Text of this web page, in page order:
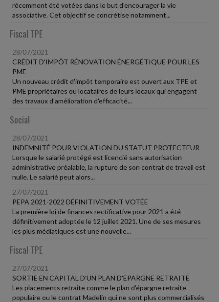
récemment été votées dans le but d'encourager la vie
associative. Cet objectif se concrétise notamment...
Fiscal TPE
28/07/2021
CRÉDIT D'IMPÔT RÉNOVATION ÉNERGÉTIQUE POUR LES
PME
Un nouveau crédit d'impôt temporaire est ouvert aux TPE et
PME propriétaires ou locataires de leurs locaux qui engagent
des travaux d'amélioration d'efficacité...
Social
28/07/2021
INDEMNITÉ POUR VIOLATION DU STATUT PROTECTEUR
Lorsque le salarié protégé est licencié sans autorisation
administrative préalable, la rupture de son contrat de travail est
nulle. Le salarié peut alors...
27/07/2021
PEPA 2021-2022 DÉFINITIVEMENT VOTÉE
La première loi de finances rectificative pour 2021 a été
définitivement adoptée le 12 juillet 2021. Une de ses mesures
les plus médiatiques est une nouvelle...
Fiscal TPE
27/07/2021
SORTIE EN CAPITAL D'UN PLAN D'ÉPARGNE RETRAITE
Les placements retraite comme le plan d'épargne retraite
populaire ou le contrat Madelin qui ne sont plus commercialisés